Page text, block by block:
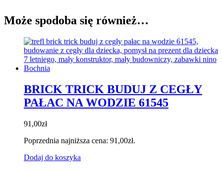
Może spodoba się również…
BRICK TRICK BUDUJ Z CEGŁY
PAŁAC NA WODZIE 61545
91,00zł
Poprzednia najniższa cena: 91,00zł.
Dodaj do koszyka